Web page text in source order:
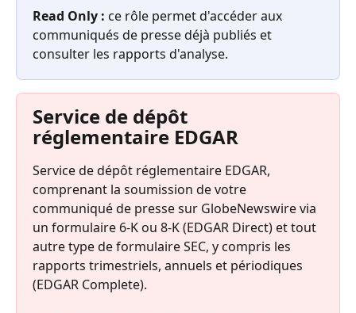
Read Only : ce rôle permet d'accéder aux
communiqués de presse déjà publiés et
consulter les rapports d'analyse.
Service de dépôt
réglementaire EDGAR
Service de dépôt réglementaire EDGAR,
comprenant la soumission de votre
communiqué de presse sur GlobeNewswire via
un formulaire 6-K ou 8-K (EDGAR Direct) et tout
autre type de formulaire SEC, y compris les
rapports trimestriels, annuels et périodiques
(EDGAR Complete).